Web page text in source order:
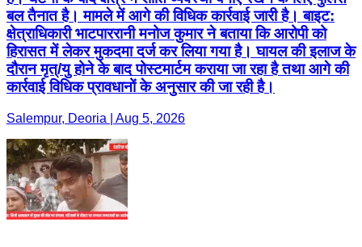
बल तैनात है। मामले में आगे की विधिक कार्रवाई जारी है। बाइट:
क्षेत्राधिकारी भाटपाररानी मनोज कुमार ने बताया कि आरोपी को
हिरासत में लेकर मुकदमा दर्ज कर लिया गया है। घायल की इलाज के
दौरान मृत्/यु होने के बाद पोस्टमार्टम कराया जा रहा है तथा आगे की
कार्रवाई विधिक प्रावधानों के अनुसार की जा रही है।
Salempur, Deoria | Aug 5, 2026